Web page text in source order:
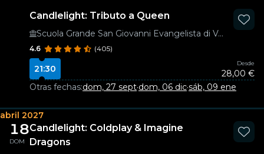
Candlelight: Tributo a Queen
Scuola Grande San Giovanni Evangelista di Venezia
4.6 (405)
21:30
Desde
28,00 €
Otras fechas:dom, 27 sept·dom, 06 dic·sáb, 09 ene
abril 2027
18
DOM
Candlelight: Coldplay & Imagine
Dragons